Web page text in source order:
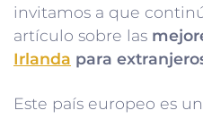
invitamos a que
artículo sobre las
Irlanda para
Este país europeo es